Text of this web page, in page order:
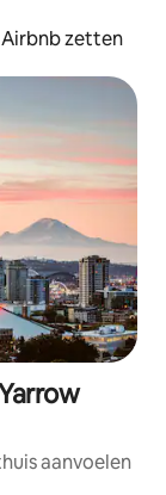
zetten
aanvoelen